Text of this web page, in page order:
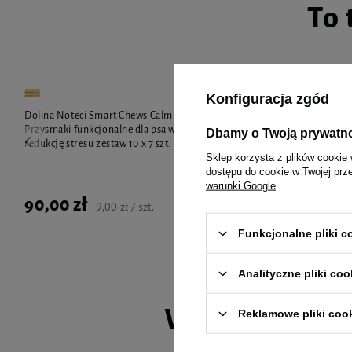
To
Dolina Noteci Smart Chews Calm & Relax
Przysmaki funkcjonalne dla psa wspierające
redukcję stresu zestaw 10 x 7 szt.
90,00 zł 9,00 zł / szt.
bogata w
Wybrane
Konfiguracja zgód
Dbamy o Twoją
Sklep korzysta z plików cookie
dostępu do cookie w Twojej
warunki Google
Funkcjonalne pliki
Analityczne pliki
Reklamowe pliki